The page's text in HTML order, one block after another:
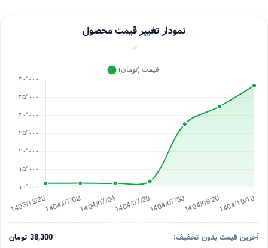
نمودار تغییر قیمت محصول
✅
آخرین قیمت بدون تخفیف:
38,300 تومان